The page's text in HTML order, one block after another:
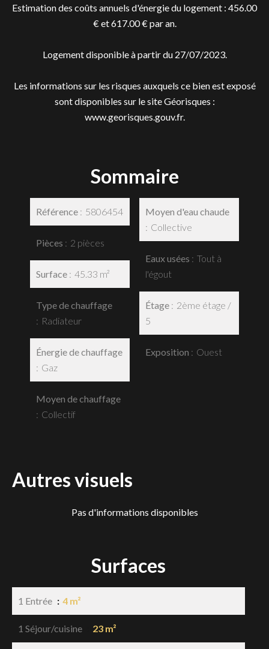
Estimation des coûts annuels d'énergie du logement : 456.00
€ et 617.00 € par an.
Logement disponible à partir du 27/07/2023.
Les informations sur les risques auxquels ce bien est exposé
sont disponibles sur le site Géorisques :
www.georisques.gouv.fr.
Sommaire
Référence 5806454
Pièces 2 pièces
Surface 45.33 m²
Type de chauffage
Radiateur
Énergie de chauffage
Gaz
Moyen de chauffage
Collectif
Moyen d'eau chaude
Collective
Eaux usées
Tout à
l'égout
Étage
2ème étage /
5
Exposition Ouest
Autres visuels
Pas d'informations disponibles
Surfaces
1 Entrée 4 m²
1 Séjour/cuisine 23 m²